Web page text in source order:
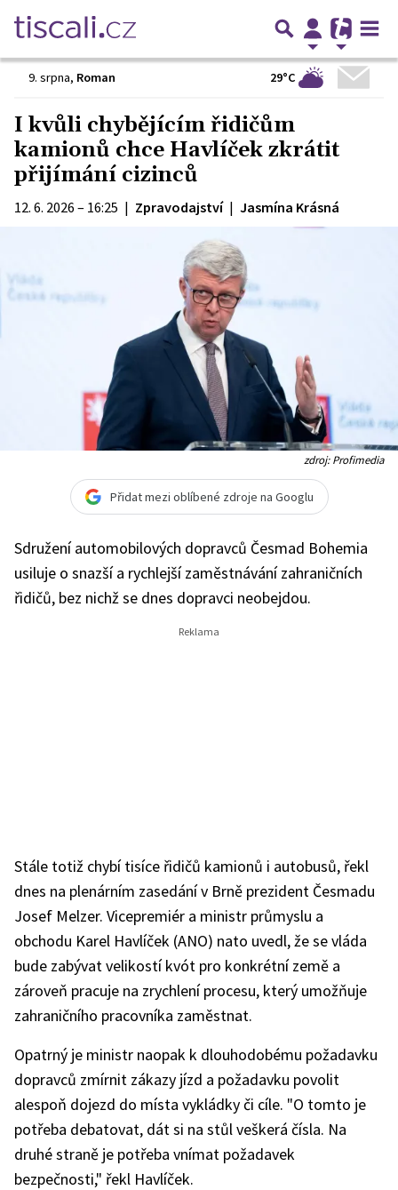
9. srpna, Roman 29°C
I kvůli chybějícím řidičům
kamionů chce Havlíček zkrátit
přijímání cizinců
12. 6. 2026 – 16:25 | Zpravodajství | Jasmína Krásná
zdroj: Profimedia
Přidat mezi oblíbené zdroje na Googlu
Sdružení automobilových dopravců Česmad Bohemia
usiluje o snazší a rychlejší zaměstnávání zahraničních
řidičů, bez nichž se dnes dopravci neobejdou.
Stále totiž chybí tisíce řidičů kamionů i autobusů, řekl
dnes na plenárním zasedání v Brně prezident Česmadu
Josef Melzer. Vicepremiér a ministr průmyslu a
obchodu Karel Havlíček (ANO) nato uvedl, že se vláda
bude zabývat velikostí kvót pro konkrétní země a
zároveň pracuje na zrychlení procesu, který umožňuje
zahraničního pracovníka zaměstnat.
Opatrný je ministr naopak k dlouhodobému požadavku
dopravců zmírnit zákazy jízd a požadavku povolit
alespoň dojezd do místa vykládky či cíle. "O tomto je
potřeba debatovat, dát si na stůl veškerá čísla. Na
druhé straně je potřeba vnímat požadavek
bezpečnosti," řekl Havlíček.